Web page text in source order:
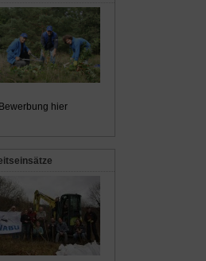
Bewerbung hier